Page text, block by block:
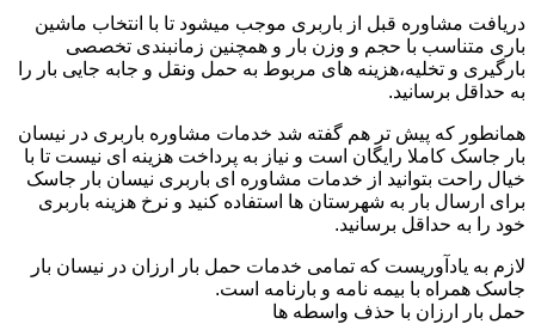
دریافت مشاوره قبل از باربری موجب میشود تا با انتخاب ماشین
باری متناسب با حجم و وزن بار و همچنین زمانبندی تخصصی
بارگیری و تخلیه،هزینه های مربوط به حمل ونقل و جابه جایی بار را
به حداقل برسانید.
همانطور که پیش تر هم گفته شد خدمات مشاوره باربری در نیسان
بار جاسک کاملا رایگان است و نیاز به پرداخت هزینه ای نیست تا با
خیال راحت بتوانید از خدمات مشاوره ای باربری نیسان بار جاسک
برای ارسال بار به شهرستان ها استفاده کنید و نرخ هزینه باربری
خود را به حداقل برسانید.
لازم به یادآوریست که تمامی خدمات حمل بار ارزان در نیسان بار
جاسک همراه با بیمه نامه و بارنامه است.
حمل بار ارزان با حذف واسطه ها